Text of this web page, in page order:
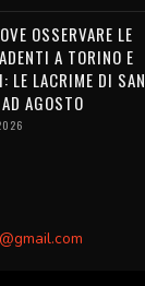
OSSERVARE LE
A TORINO E
LE LACRIME DI SAN
AGOSTO